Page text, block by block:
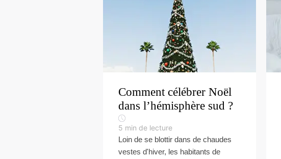
Comment célébrer Noël
dans l’hémisphère sud ?
5 min de lecture
Loin de se blottir dans de chaudes
vestes d'hiver, les habitants de